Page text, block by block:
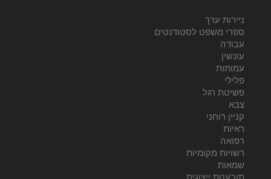
ניירות ערך
ספרי משפט לסטודנטים
עבודה
עונשין
עמותות
פלילי
פשיטת רגל
צבא
קניין רוחני
ראיות
רפואה
רשויות מקומיות
שמאות
תובענות ייצוגית